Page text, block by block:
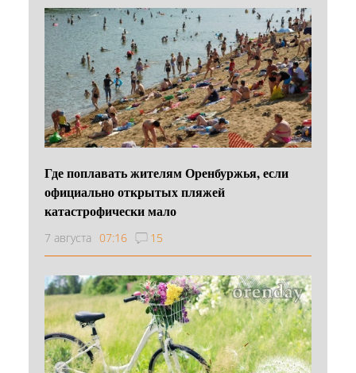
Где поплавать жителям Оренбуржья, если
официально открытых пляжей
катастрофически мало
7 августа 07:16 15